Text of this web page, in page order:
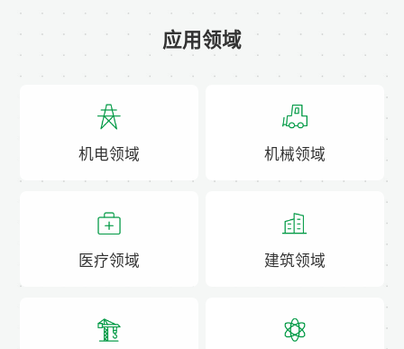
应用领域
机电领域 机械领域
医疗领域 建筑领域